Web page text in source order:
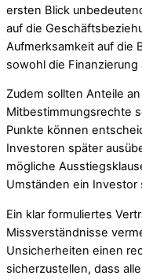
ersten Blick
auf die
Aufmerksamkeit auf die
sowohl die
Zudem sollten Anteile
Mitbestimmungsrechte
Punkte können
Investoren später
mögliche
Umständen ein
Ein klar formuliertes
Missverständnisse
Unsicherheiten einen
sicherzustellen, dass